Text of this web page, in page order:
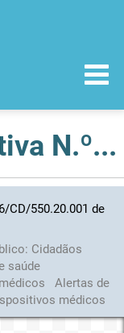
Circular Informativa N.º 156/CD/550.20.001 de 06/12/2017
CD/550.20.001 de
Cidadãos
saúde
Alertas de
médicos